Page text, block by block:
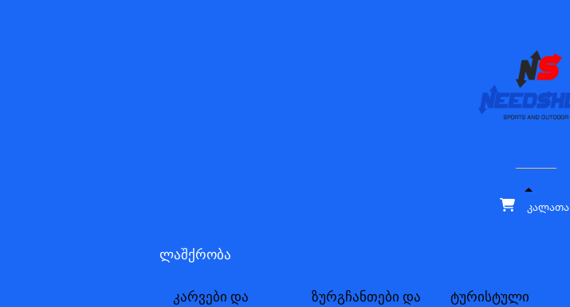
კალათა
ლაშქრობა
კარვები და
ზურგჩანთები და
ტურისტული